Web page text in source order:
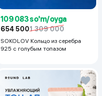
109 083 so'm/oyga
654 5001 309 000
SOKOLOV Кольцо из серебра
925 с голубым топазом